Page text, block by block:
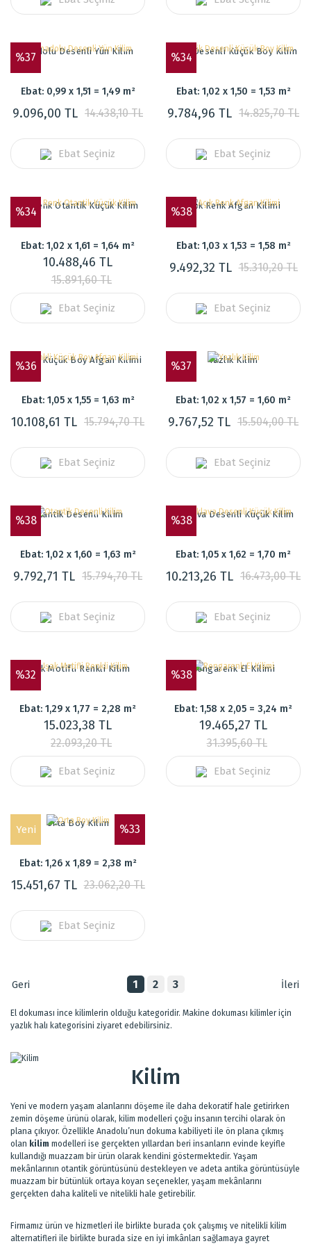
%37
Anadolu Desenli Yün Kilim
Ebat: 0,99 x 1,51 = 1,49 m²
9.096,00 TL 14.438,10 TL
Ebat Seçiniz
%34
Etnik Desenli Küçük Boy Kilim
Ebat: 1,02 x 1,50 = 1,53 m²
9.784,96 TL 14.825,70 TL
Ebat Seçiniz
%34
Gri Renk Otantik Küçük Kilim
Ebat: 1,02 x 1,61 = 1,64 m²
10.488,46 TL
15.891,60 TL
Ebat Seçiniz
%38Açık Renk Afgan Kilimi
Ebat: 1,03 x 1,53 = 1,58 m²
9.492,32 TL 15.310,20 TL
Ebat Seçiniz
%36
Renkli Küçük Boy Afgan Kilimi
Ebat: 1,05 x 1,55 = 1,63 m²
10.108,61 TL 15.794,70 TL
Ebat Seçiniz
%37 Yazlık Kilim
Ebat: 1,02 x 1,57 = 1,60 m²
9.767,52 TL 15.504,00 TL
Ebat Seçiniz
%38Otantik Desenli Kilim
Ebat: 1,02 x 1,60 = 1,63 m²
9.792,71 TL 15.794,70 TL
Ebat Seçiniz
%38
Baklava Desenli Küçük Kilim
Ebat: 1,05 x 1,62 = 1,70 m²
10.213,26 TL 16.473,00 TL
Ebat Seçiniz
%32Uşak Motifli Renkli Kilim
Ebat: 1,29 x 1,77 = 2,28 m²
15.023,38 TL
22.093,20 TL
Ebat Seçiniz
%38Rengarenk El Kilimi
Ebat: 1,58 x 2,05 = 3,24 m²
19.465,27 TL
31.395,60 TL
Ebat Seçiniz
Yeni %33
Orta Boy Kilim
Ebat: 1,26 x 1,89 = 2,38 m²
15.451,67 TL 23.062,20 TL
Ebat Seçiniz
1 2 3
El dokuması ince kilimlerin olduğu kategoridir. Makine dokuması kilimler için
yazlık halı kategorisini ziyaret edebilirsiniz.
Kilim
Yeni ve modern yaşam alanlarını döşeme ile daha dekoratif hale getirirken
zemin döşeme ürünü olarak, kilim modelleri çoğu insanın tercihi olarak ön
plana çıkıyor. Özellikle Anadolu’nun dokuma kabiliyeti ile ön plana çıkmış
olan kilim modelleri ise gerçekten yıllardan beri insanların evinde keyifle
kullandığı muazzam bir ürün olarak kendini göstermektedir. Yaşam
mekânlarının otantik görüntüsünü destekleyen ve adeta antika görüntüsüyle
muazzam bir bütünlük ortaya koyan seçenekler, yaşam mekânlarını
gerçekten daha kaliteli ve nitelikli hale getirebilir.
Firmamız ürün ve hizmetleri ile birlikte burada çok çalışmış ve nitelikli kilim
alternatifleri ile birlikte burada size en iyi imkânları sağlamaya gayret